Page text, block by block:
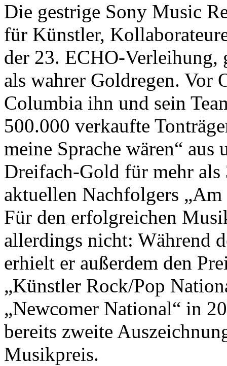
Die gestrige Sony Music
für Künstler,
der 23. ECHO-Verleihung,
als wahrer Goldregen. Vor
Columbia ihn und sein
500.000 verkaufte
meine Sprache wären“
Dreifach-Gold für mehr
aktuellen Nachfolgers „Am
Für den erfolgreichen
allerdings nicht: Während
erhielt er außerdem den
„Künstler Rock/Pop
„Newcomer National“ in
bereits zweite
Musikpreis.